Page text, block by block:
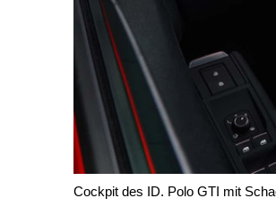
Cockpit des ID. Polo GTI mit